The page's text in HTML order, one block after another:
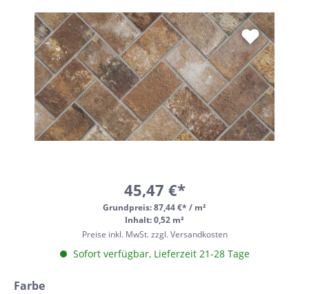
45,47 €*
Grundpreis:87,44 €* / m²
Inhalt: 0,52 m²
Preise inkl. MwSt. zzgl. Versandkosten
Sofort verfügbar, Lieferzeit 21-28 Tage
Farbe